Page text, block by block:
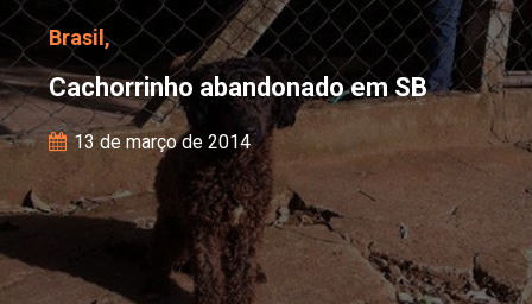
Brasil,
Cachorrinho abandonado em SB
13 de março de 2014